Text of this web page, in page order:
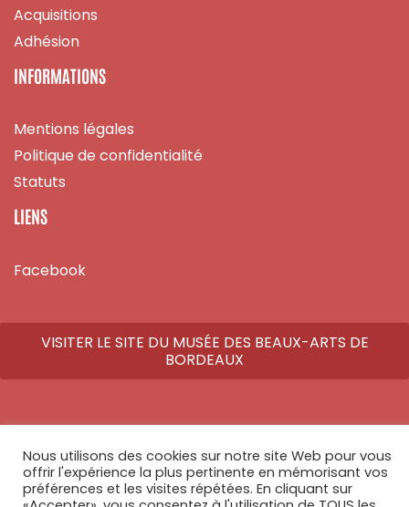
Acquisitions
Adhésion
INFORMATIONS
Mentions légales
Politique de confidentialité
Statuts
LIENS
Facebook
VISITER LE SITE DU MUSÉE DES BEAUX-ARTS DE
BORDEAUX
© Copyright 2026 - Tous droits réservés - Réalisé parAthome Studio
Nous utilisons des cookies sur notre site Web pour vous
offrir l'expérience la plus pertinente en mémorisant vos
préférences et les visites répétées. En cliquant sur